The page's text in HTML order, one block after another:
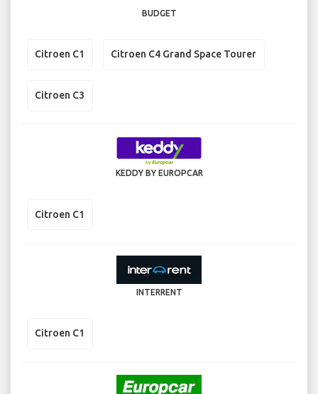
BUDGET
Citroen C1 Citroen C4 Grand Space Tourer
Citroen C3
KEDDY BY EUROPCAR
Citroen C1
INTERRENT
Citroen C1